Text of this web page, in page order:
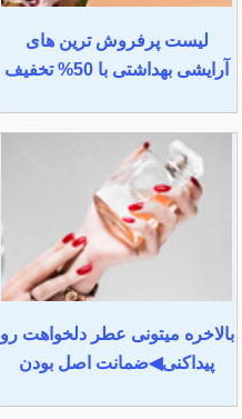
لیست پرفروش ترین های
آرایشی بهداشتی با 50% تخفیف
بالاخره میتونی عطر دلخواهت رو
پیداکنی◀ضمانت اصل بودن